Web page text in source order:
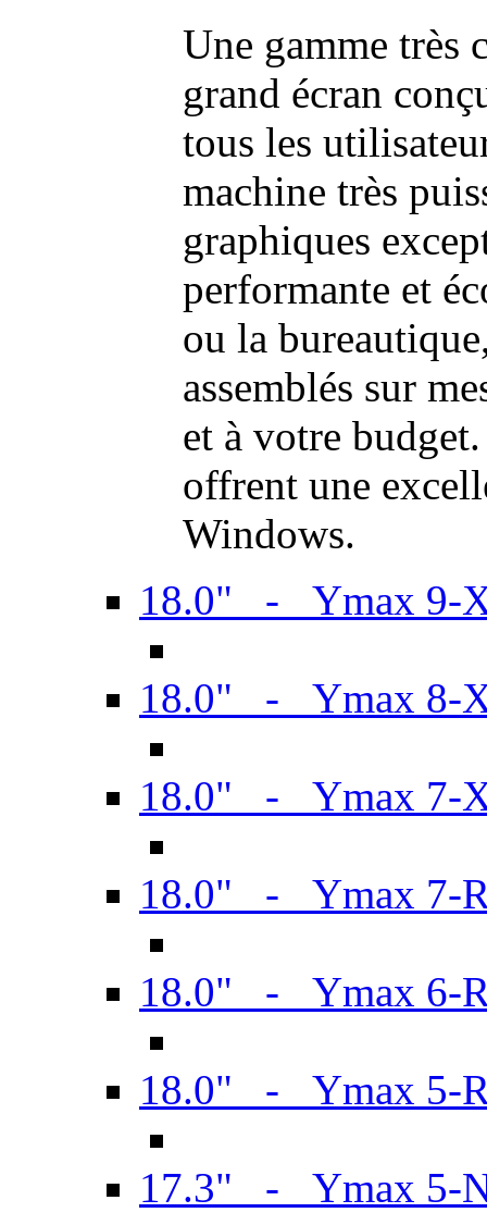
Une gamme très
grand écran
tous les
machine très
graphiques
performante et
ou la
assemblés sur
et à votre
offrent une
Windows.
18.0" - Ymax 9-
18.0" - Ymax 8-
18.0" - Ymax 7-
18.0" - Ymax 7-
18.0" - Ymax 6-
18.0" - Ymax 5-
17.3" - Ymax 5-